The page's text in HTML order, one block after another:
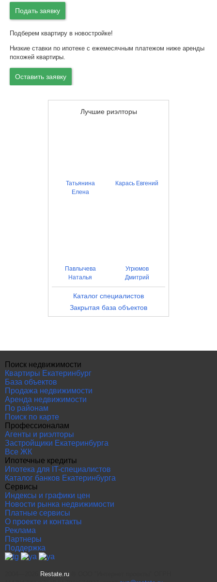
Подать заявку
Подберем квартиру в новостройке!
Низкие ставки по ипотеке с ежемесячным платежом ниже аренды
похожей квартиры.
Оставить заявку
Лучшие риэлторы
Татьянина
Елена
Карась Евгений
Павлычева
Наталья
Угрюмов
Дмитрий
Каталог специалистов
Закрытая база объектов
Поиск недвижимости
Квартиры Екатеринбург
База объектов
Продажа недвижимости
Аренда недвижимости
По районам
Поиск по карте
Профессионалам
Агенты и риэлторы
Застройщики Екатеринбурга
Все ЖК
Ипотечные кредиты
Ипотека для IT-специалистов
Каталог банков Екатеринбурга
Сервисы
Индексы и графики цен
Новости рынка недвижимости
Платные сервисы
О проекте и контакты
Реклама
Партнеры
Поддержка
Restate.ru